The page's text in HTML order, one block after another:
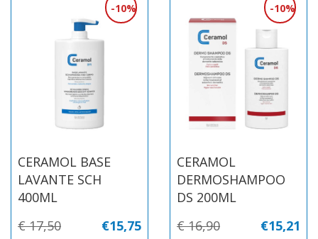
CERAMOL BASE
LAVANTE SCH
400ML
10%
€ 17,50 €15,75
CERAMOL
DERMOSHAMPOO
DS 200ML
10%
€ 16,90 €15,21